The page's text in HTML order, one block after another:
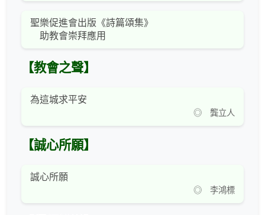
聖樂促進會出版《詩篇頌集》
助教會崇拜應用
【教會之聲】
為這城求平安
◎ 龔立人
【誠心所願】
誠心所願
◎ 李鴻標